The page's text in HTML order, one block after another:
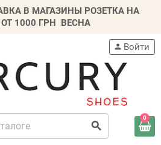
В МАГАЗИНЫ РОЗЕТКА НА
1000 ГРН ВЕСНА
search
person Войти
0